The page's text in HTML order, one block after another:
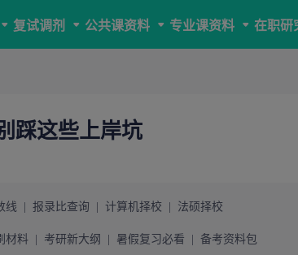
复试调剂 公共课资料 专业课资料 在职研
踩这些上岸坑
线 报录比查询 计算机择校 法硕择校
材料 考研新大纲 暑假复习必看 备考资料包